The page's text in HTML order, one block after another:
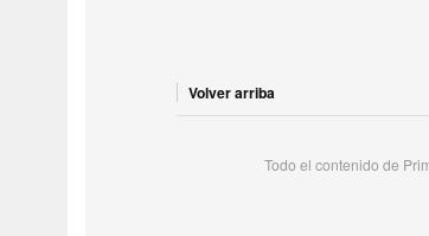
Volver arriba
Todo el contenido de